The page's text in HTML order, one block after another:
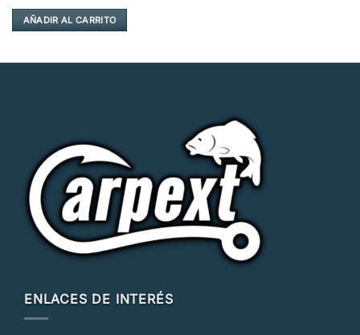
AÑADIR AL CARRITO
ENLACES DE INTERÉS